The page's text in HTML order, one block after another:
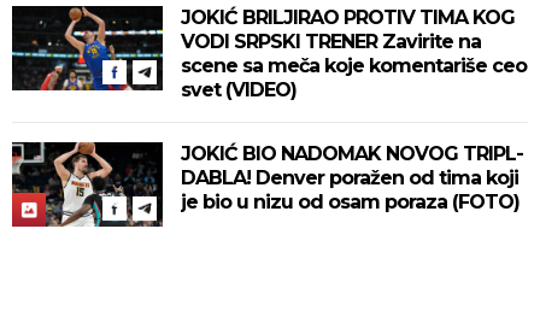
JOKIĆ BRILJIRAO PROTIV TIMA KOG
VODI SRPSKI TRENER Zavirite na
scene sa meča koje komentariše ceo
svet (VIDEO)
JOKIĆ BIO NADOMAK NOVOG TRIPL-
DABLA! Denver poražen od tima koji
je bio u nizu od osam poraza (FOTO)